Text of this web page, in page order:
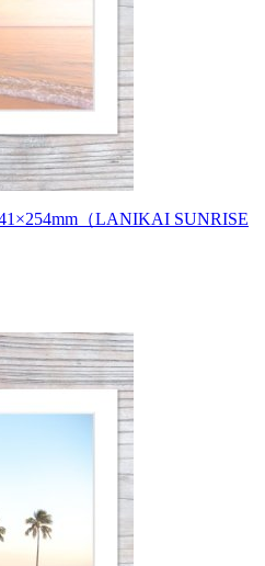
（LANIKAI SUNRISE